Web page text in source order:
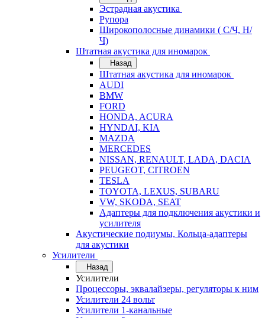
Эстрадная акустика
Рупора
Широкополосные динамики ( С/Ч, Н/
Ч)
Штатная акустика для иномарок
Назад
Штатная акустика для иномарок
AUDI
BMW
FORD
HONDA, ACURA
HYNDAI, KIA
MAZDA
MERCEDES
NISSAN, RENAULT, LADA, DACIA
PEUGEOT, CITROEN
TESLA
TOYOTA, LEXUS, SUBARU
VW, SKODA, SEAT
Адаптеры для подключения акустики и
усилителя
Акустические подиумы, Кольца-адаптеры
для акустики
Усилители
Назад
Усилители
Процессоры, эквалайзеры, регуляторы к ним
Усилители 24 вольт
Усилители 1-канальные